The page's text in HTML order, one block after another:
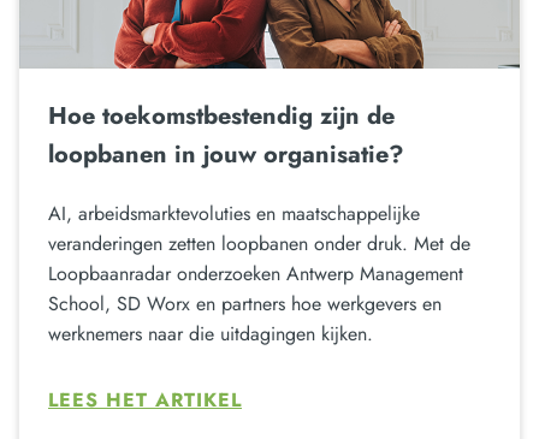
Hoe toekomstbestendig zijn de
loopbanen in jouw organisatie?
AI, arbeidsmarktevoluties en maatschappelijke
veranderingen zetten loopbanen onder druk. Met de
Loopbaanradar onderzoeken Antwerp Management
School, SD Worx en partners hoe werkgevers en
werknemers naar die uitdagingen kijken.
LEES HET ARTIKEL